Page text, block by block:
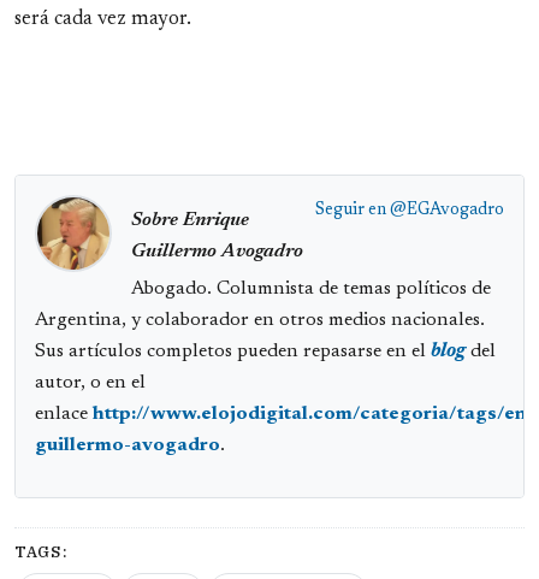
será cada vez mayor.
Seguir en @EGAvogadro
Sobre Enrique
Guillermo Avogadro
Abogado. Columnista de temas políticos de
Argentina, y colaborador en otros medios nacionales.
Sus artículos completos pueden repasarse en el blogdel
autor, o en el
enlace http://www.elojodigital.com/categoria/tags/
guillermo-avogadro.
TAGS: